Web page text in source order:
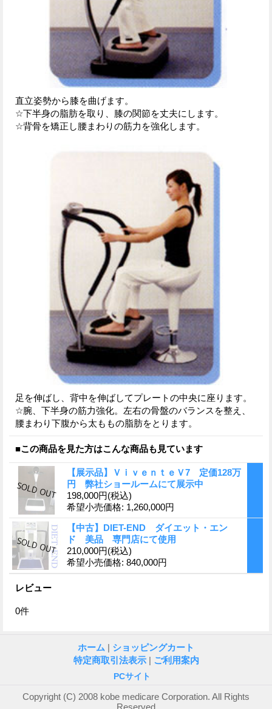
直立姿勢から膝を曲げます。
☆下半身の脂肪を取り、膝の関節を丈夫にします。
☆背骨を矯正し腰まわりの筋力を強化します。
足を伸ばし、背中を伸ばしてプレートの中央に座ります。
☆腕、下半身の筋力強化。左右の骨盤のバランスを整え、
腰まわり下腹から太ももの脂肪をとります。
■この商品を見た方はこんな商品も見ています
【展示品】ＶｉｖｅｎｔｅＶ7 定価128万
円 弊社ショールームにて展示中
198,000円(税込)
希望小売価格: 1,260,000円
【中古】DIET-END ダイエット・エン
ド 美品 専門店にて使用
210,000円(税込)
希望小売価格: 840,000円
レビュー
0件
ホーム
ショッピングカート
特定商取引法表示
ご利用案内
PCサイト
Copyright (C) 2008 kobe medicare Corporation. All Rights